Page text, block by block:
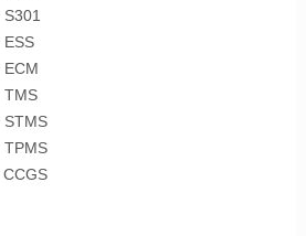
S301
ESS
ECM
TMS
STMS
TPMS